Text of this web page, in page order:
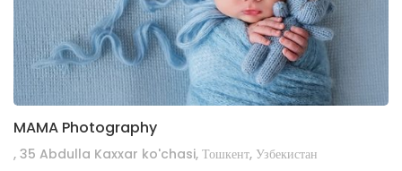
MAMA Photography
, 35 Abdulla Kaxxar ko'chasi, Тошкент, Узбекистан